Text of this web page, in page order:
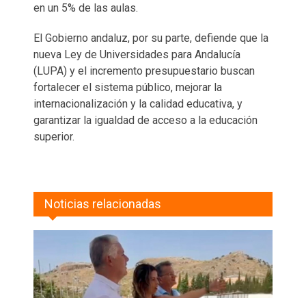
en un 5% de las aulas.
El Gobierno andaluz, por su parte, defiende que la
nueva Ley de Universidades para Andalucía
(LUPA) y el incremento presupuestario buscan
fortalecer el sistema público, mejorar la
internacionalización y la calidad educativa, y
garantizar la igualdad de acceso a la educación
superior.
Noticias relacionadas